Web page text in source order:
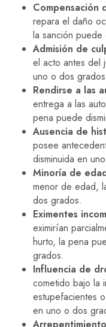
Compensación
repara el daño
la sanción puede
Admisión de
el acto antes del
uno o dos
Rendirse a las
entrega a las
pena puede
Ausencia de
posee
disminuida en
Minoría de
menor de edad,
dos grados.
Eximentes
eximirían
hurto, la pena
grados.
Influencia de
cometido bajo la
estupefacientes
en uno o dos